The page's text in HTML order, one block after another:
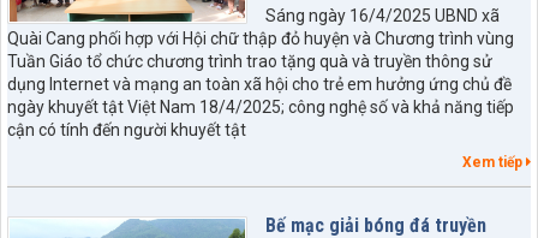
Sáng ngày 16/4/2025 UBND xã
Quài Cang phối hợp với Hội chữ thập đỏ huyện và Chương trình vùng
Tuần Giáo tổ chức chương trình trao tặng quà và truyền thông sử
dụng Internet và mạng an toàn xã hội cho trẻ em hưởng ứng chủ đề
ngày khuyết tật Việt Nam 18/4/2025; công nghệ số và khả năng tiếp
cận có tính đến người khuyết tật
Xem tiếp
Bế mạc giải bóng đá truyền